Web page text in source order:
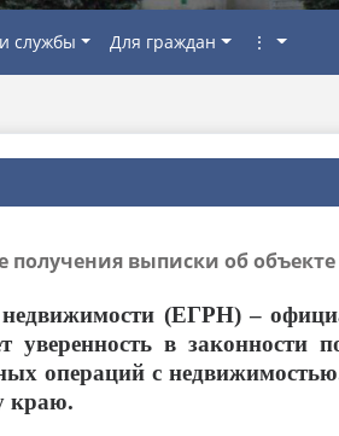
службы Для граждан ⋮
получения выписки об
недвижимости (ЕГРН) –
уверенность в законности
операций с
краю.